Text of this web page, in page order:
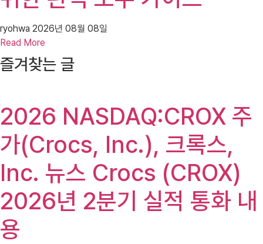
ryohwa 2026년 08월 08일
Read More
즐겨찾는 글
2026 NASDAQ:CROX 주
가(Crocs, Inc.), 크록스,
Inc. 뉴스 Crocs (CROX)
2026년 2분기 실적 통화 내
용